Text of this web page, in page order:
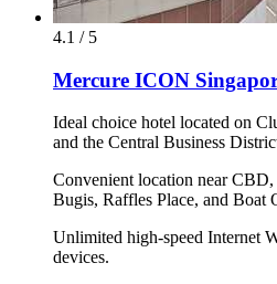
4.1 / 5
Mercure ICON
Ideal choice hotel located on
and the Central Business
Convenient location near
Bugis, Raffles Place, and Boat
Unlimited high-speed Internet
devices.